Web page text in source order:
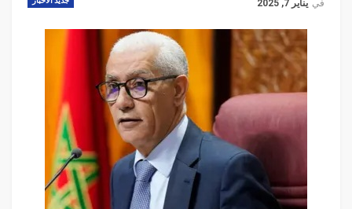
في يناير 7, 2025